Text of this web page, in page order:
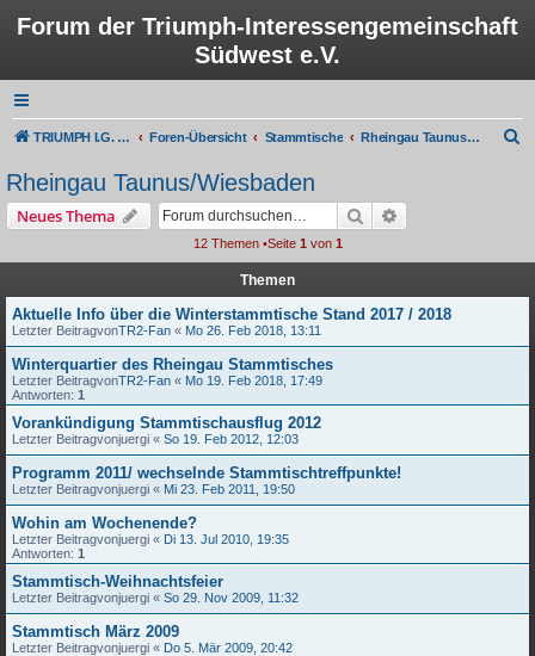
Forum der Triumph-Interessengemeinschaft
Südwest e.V.
TRIUMPH I.G. Südwest e.V. Foren-Übersicht Stammtische Rheingau Taunus/Wiesbaden
Rheingau Taunus/Wiesbaden
Neues Thema Suche
12 Themen •Seite 1 von 1
Themen
Aktuelle Info über die Winterstammtische Stand 2017 / 2018
Letzter BeitragvonTR2-Fan « Mo 26. Feb 2018, 13:11
Winterquartier des Rheingau Stammtisches
Letzter BeitragvonTR2-Fan « Mo 19. Feb 2018, 17:49
Antworten: 1
Vorankündigung Stammtischausflug 2012
Letzter Beitragvonjuergi « So 19. Feb 2012, 12:03
Programm 2011/ wechselnde Stammtischtreffpunkte!
Letzter Beitragvonjuergi « Mi 23. Feb 2011, 19:50
Wohin am Wochenende?
Letzter Beitragvonjuergi « Di 13. Jul 2010, 19:35
Antworten: 1
Stammtisch-Weihnachtsfeier
Letzter Beitragvonjuergi « So 29. Nov 2009, 11:32
Stammtisch März 2009
Letzter Beitragvonjuergi « Do 5. Mär 2009, 20:42